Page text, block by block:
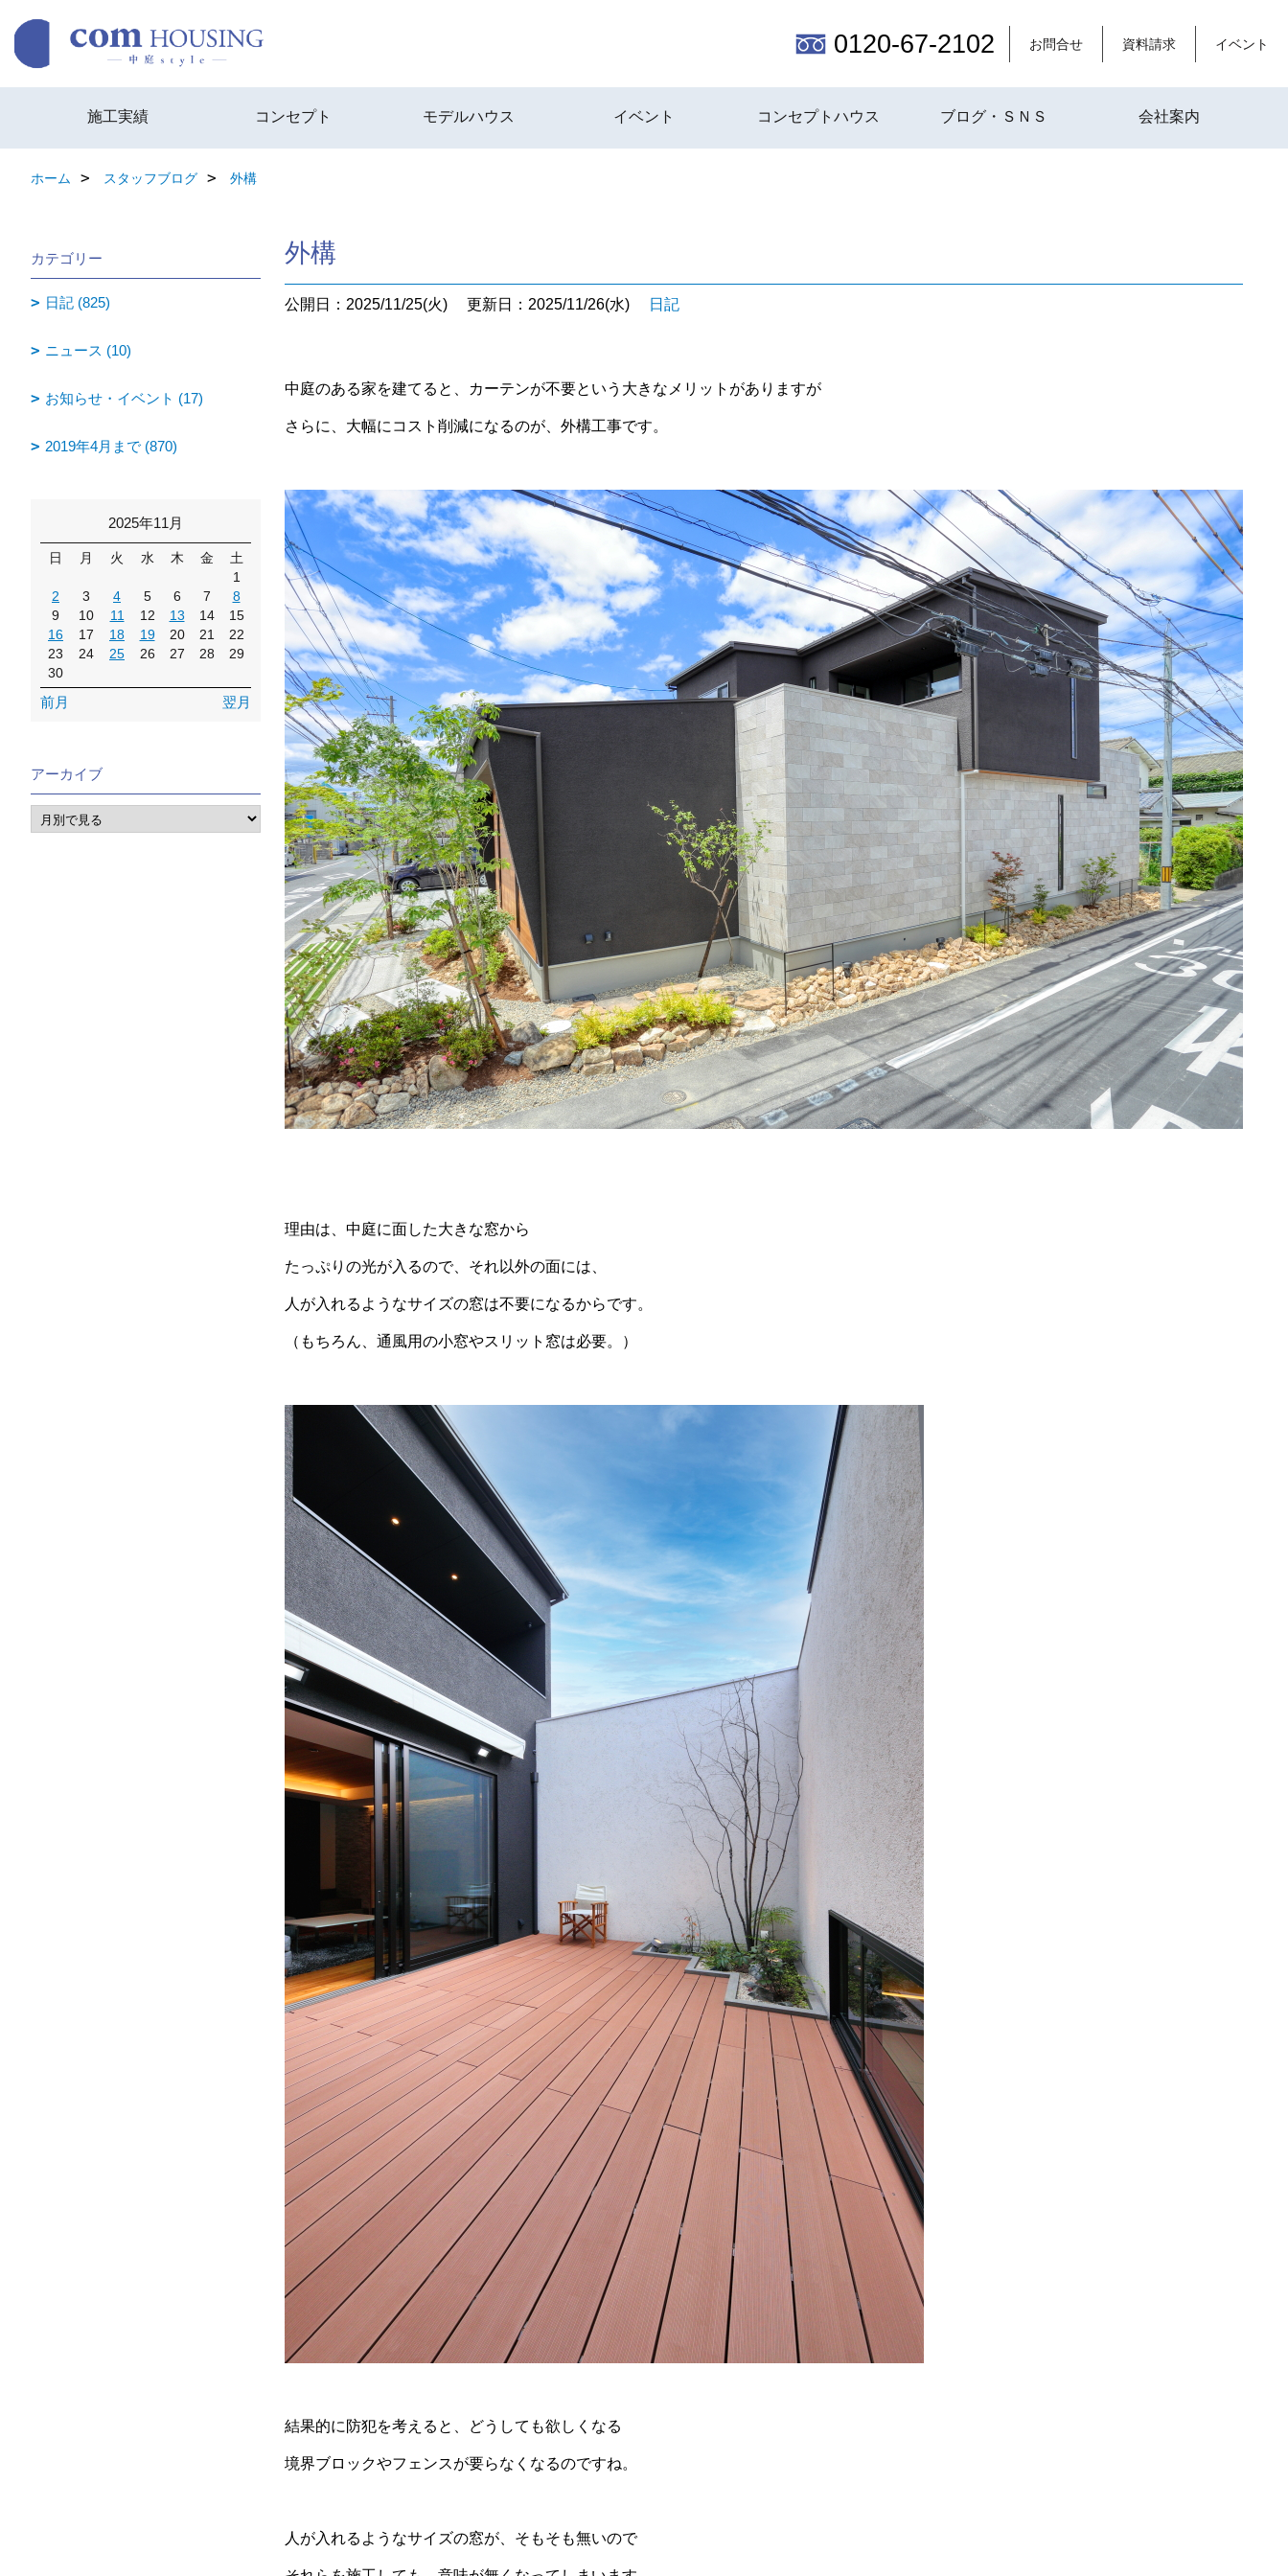
0120-67-2102 お問合せ 資料請求 イベント
施工実績 コンセプト モデルハウス イベント コンセプトハウス ブログ・ＳＮＳ 会社案内
ホーム スタッフブログ 外構
外構
公開日：2025/11/25(火) 更新日：2025/11/26(水) 日記
中庭のある家を建てると、カーテンが不要という大きなメリットがありますが
さらに、大幅にコスト削減になるのが、外構工事です。
理由は、中庭に面した大きな窓から
たっぷりの光が入るので、それ以外の面には、
人が入れるようなサイズの窓は不要になるからです。
（もちろん、通風用の小窓やスリット窓は必要。）
結果的に防犯を考えると、どうしても欲しくなる
境界ブロックやフェンスが要らなくなるのですね。
人が入れるようなサイズの窓が、そもそも無いので
カテゴリー
日記 (825)
ニュース (10)
お知らせ・イベント (17)
2019年4月まで (870)
2025年11月
日 月 火 水 木 金
土
1
2
3 4 5 6 7
8
9
10 11 12 13 14
15
16
17 18 19 20 21
22
23
24 25 26 27 28
29
30
前月 翌月
アーカイブ